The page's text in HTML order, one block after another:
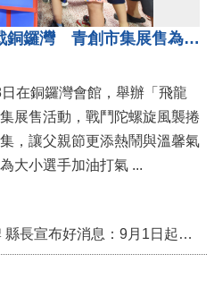
3對3戰鬥陀螺團體賽決戰銅鑼灣 青創市集展售為父親節增添繽紛
在銅鑼灣會館，舉辦「飛龍
展售活動，戰鬥陀螺旋風襲捲
，讓父親節更添熱鬧與溫馨氣
氛。縣長鍾東錦偕來賓到場為大小選手加油打氣 ...
苗栗親子館暨托嬰中心揭牌 縣長宣布好消息：9月1日起調降臨時托嬰費用